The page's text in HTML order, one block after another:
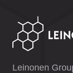
Leinonen